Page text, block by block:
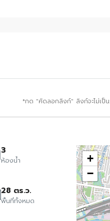
*กด "คัดลอกลิงก์" ลิงก์จะไม่เป็น
3
ห้องน้ำ
28 ตร.ว.
พื้นที่ทั้งหมด
+
−